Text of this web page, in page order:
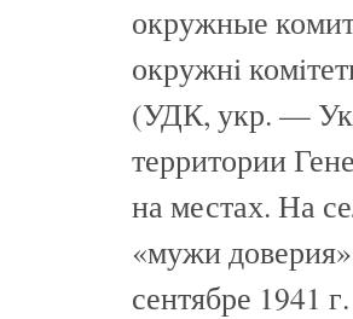
окружные
окружнi
(УДК, укр. —
территории
на местах. На
«мужи
сентябре 1941